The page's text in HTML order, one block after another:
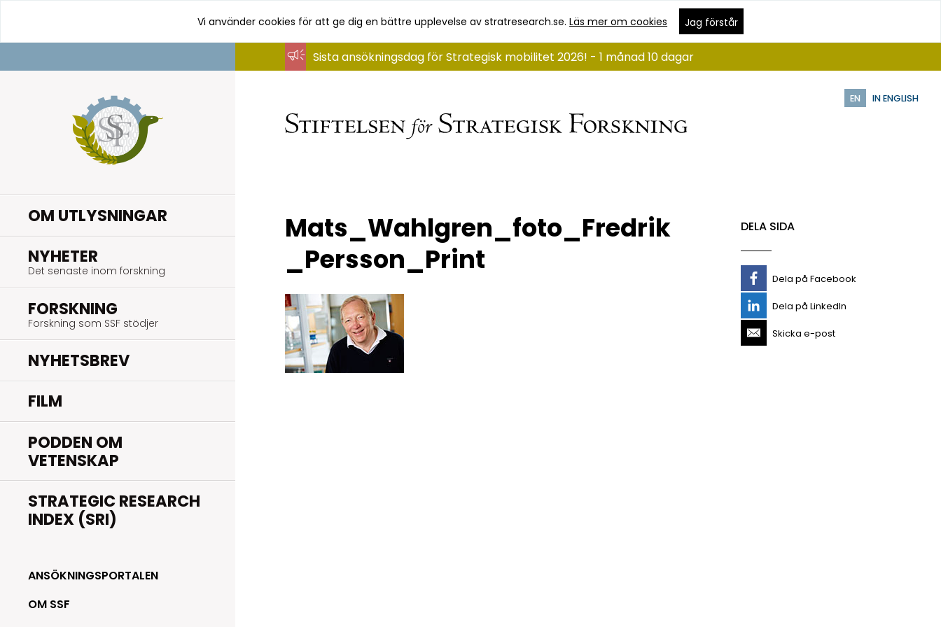
innehåll
Vi använder cookies för att ge dig en bättre upplevelse av stratresearch.se.Läs mer om cookies Jag förstår
EN IN ENGLISH
OM UTLYSNINGAR
NYHETER
Det senaste inom forskning
FORSKNING
Forskning som SSF stödjer
NYHETSBREV
FILM
PODDEN OM
VETENSKAP
STRATEGIC RESEARCH
INDEX (SRI)
ANSÖKNINGSPORTALEN
OM SSF
Sista ansökningsdag för Strategisk mobilitet 2026! - 1 månad 10 dagar
Mats_Wahlgren_foto_Fredrik
_Persson_Print
DELA SIDA
Dela på Facebook
Dela på LinkedIn
Skicka e-post